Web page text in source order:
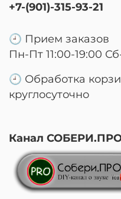
+7-(901)-315-93-21
🕘 Прием заказов
Пн-Пт 11:00-19:00
🕘 Обработка
круглосуточно
Канал